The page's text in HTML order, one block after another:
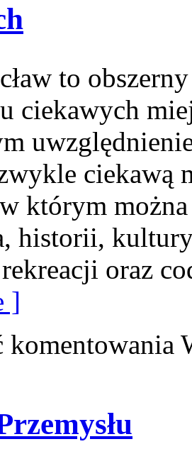
to
ciekawych
ciekawą
którym
historii,
oraz
]